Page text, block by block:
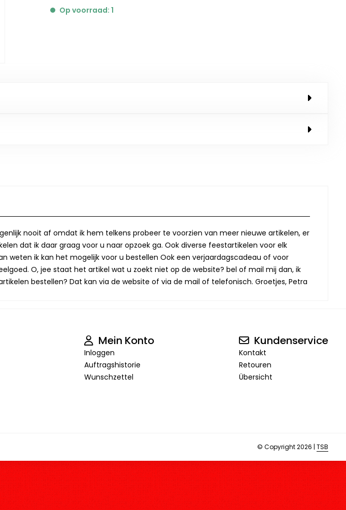
Op voorraad: 1
nooit af omdat ik hem telkens probeer te voorzien van meer nieuwe artikelen, er
dat ik daar graag voor u naar opzoek ga. Ook diverse feestartikelen voor elk
weten ik kan het mogelijk voor u bestellen Ook een verjaardagscadeau of voor
O, jee staat het artikel wat u zoekt niet op de website? bel of mail mij dan, ik
bestellen? Dat kan via de website of via de mail of telefonisch. Groetjes, Petra
Mein Konto
Inloggen
Auftragshistorie
Wunschzettel
Kundenservice
Kontakt
Retouren
Übersicht
© Copyright 2026 | TSB